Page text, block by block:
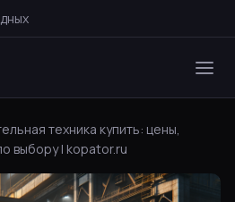
техника купить: цены,
выбору | kopator.ru